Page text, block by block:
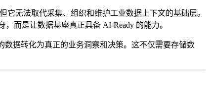
无法取代采集、组织和维护工业数据上下文的基础层。
而是让数据基座真正具备 AI-Ready 的能力。
据转化为真正的业务洞察和决策。这不仅需要存储数